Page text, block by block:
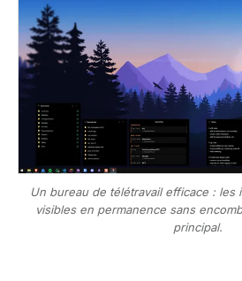
Un bureau de télétravail efficace : les
visibles en permanence sans
principal.